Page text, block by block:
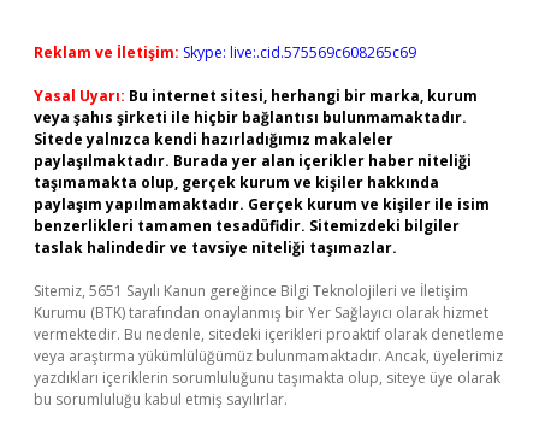
Reklam ve İletişim: Skype: live:.cid.575569c608265c69
Yasal Uyarı: Bu internet sitesi, herhangi bir marka, kurum
veya şahıs şirketi ile hiçbir bağlantısı bulunmamaktadır.
Sitede yalnızca kendi hazırladığımız makaleler
paylaşılmaktadır. Burada yer alan içerikler haber niteliği
taşımamakta olup, gerçek kurum ve kişiler hakkında
paylaşım yapılmamaktadır. Gerçek kurum ve kişiler ile isim
benzerlikleri tamamen tesadüfidir. Sitemizdeki bilgiler
taslak halindedir ve tavsiye niteliği taşımazlar.
Sitemiz, 5651 Sayılı Kanun gereğince Bilgi Teknolojileri ve İletişim
Kurumu (BTK) tarafından onaylanmış bir Yer Sağlayıcı olarak hizmet
vermektedir. Bu nedenle, sitedeki içerikleri proaktif olarak denetleme
veya araştırma yükümlülüğümüz bulunmamaktadır. Ancak, üyelerimiz
yazdıkları içeriklerin sorumluluğunu taşımakta olup, siteye üye olarak
bu sorumluluğu kabul etmiş sayılırlar.